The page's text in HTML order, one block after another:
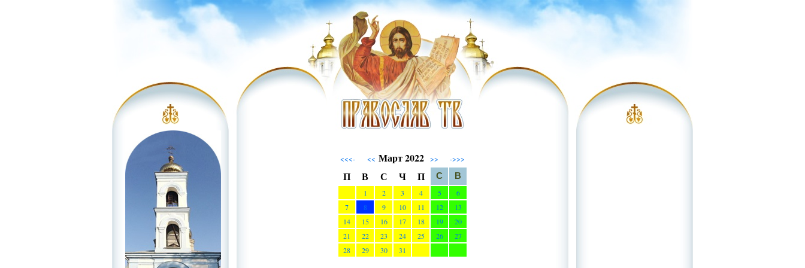
<<<- << Март 2022 >> ->>>
П В С Ч П С
В
1
2 3 4 5
6
7
8 9 10 11 12
13
14
15 16 17 18 19
20
21
22 23 24 25 26
27
28
29 30 31